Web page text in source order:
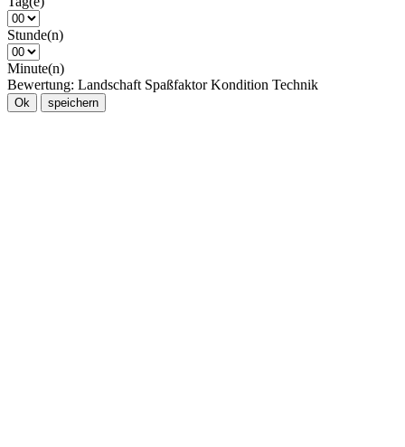
Stunde(n)
Minute(n)
Bewertung: Landschaft Spaßfaktor Kondition Technik
Ok speichern